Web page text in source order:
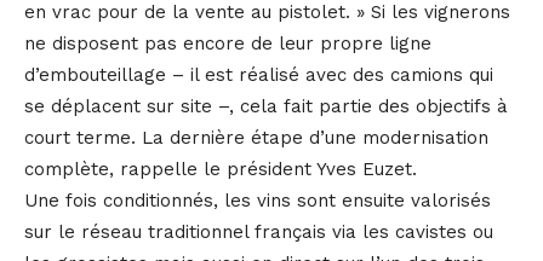
en vrac pour de la vente au pistolet. » Si les vignerons
ne disposent pas encore de leur propre ligne
d’embouteillage – il est réalisé avec des camions qui
se déplacent sur site –, cela fait partie des objectifs à
court terme. La dernière étape d’une modernisation
complète, rappelle le président Yves Euzet.
Une fois conditionnés, les vins sont ensuite valorisés
sur le réseau traditionnel français via les cavistes ou